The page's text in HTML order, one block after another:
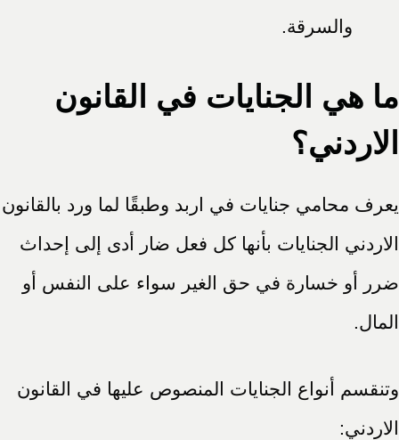
والسرقة.
ما هي الجنايات في القانون
الاردني؟
يعرف محامي جنايات في اربد وطبقًا لما ورد بالقانون
الاردني الجنايات بأنها كل فعل ضار أدى إلى إحداث
ضرر أو خسارة في حق الغير سواء على النفس أو
المال.
وتنقسم أنواع الجنايات المنصوص عليها في القانون
الاردني: